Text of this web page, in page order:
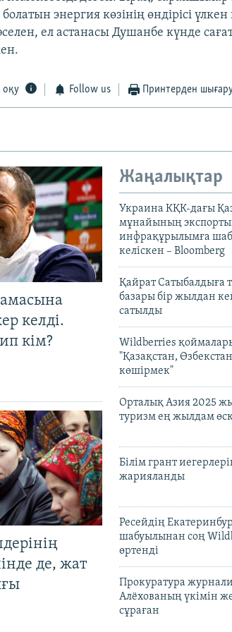
энергия көзінің өндірісі үлкен
ел астанасы Душанбе күнде
оқу Follow us Принтерден
келді.
кім?
де, жат
Жаңалықтар
Украина КҚК-дағы
мұнайының
инфрақұрылымға
келіскен – Bloomberg
Қайрат Сатыбалдыға
базары бір жылдан
сатылды
Wildberries
"Қазақстан,
көшірмек"
Орталық Азия 2025
туризм ең жылдам
Білім грант
жарияланды
Ресейдің
шабуылынан соң
өртенді
Прокуратура
Алёхованың үкімін
сұраған